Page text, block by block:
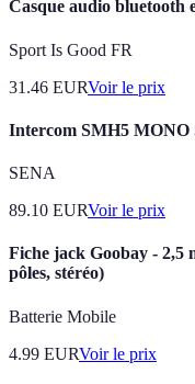
Casque audio bluetooth
Sport Is Good FR
31.46 EURVoir le prix
Intercom SMH5 MONO
SENA
89.10 EURVoir le prix
Fiche jack Goobay - 2,5
pôles, stéréo)
Batterie Mobile
4.99 EURVoir le prix